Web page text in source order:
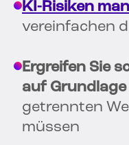
KI-Risiken
vereinfachen
Ergreifen Sie
auf
getrennten
müssen